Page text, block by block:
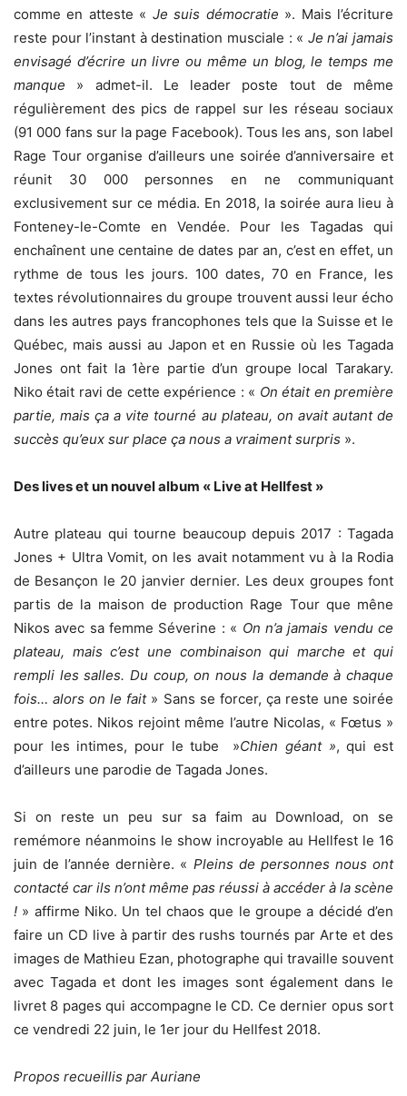
comme en atteste « Je suis démocratie ». Mais l’écriture
reste pour l’instant à destination musciale : « Je n’ai jamais
envisagé d’écrire un livre ou même un blog, le temps me
manque » admet-il. Le leader poste tout de même
régulièrement des pics de rappel sur les réseau sociaux
(91 000 fans sur la page Facebook). Tous les ans, son label
Rage Tour organise d’ailleurs une soirée d’anniversaire et
réunit 30 000 personnes en ne communiquant
exclusivement sur ce média. En 2018, la soirée aura lieu à
Fonteney-le-Comte en Vendée. Pour les Tagadas qui
enchaînent une centaine de dates par an, c’est en effet, un
rythme de tous les jours. 100 dates, 70 en France, les
textes révolutionnaires du groupe trouvent aussi leur écho
dans les autres pays francophones tels que la Suisse et le
Québec, mais aussi au Japon et en Russie où les Tagada
Jones ont fait la 1ère partie d’un groupe local Tarakary.
Niko était ravi de cette expérience : « On était en première
partie, mais ça a vite tourné au plateau, on avait autant de
succès qu’eux sur place ça nous a vraiment surpris ».
Des lives et un nouvel album « Live at Hellfest »
Autre plateau qui tourne beaucoup depuis 2017 : Tagada
Jones + Ultra Vomit, on les avait notamment vu à la Rodia
de Besançon le 20 janvier dernier. Les deux groupes font
partis de la maison de production Rage Tour que mêne
Nikos avec sa femme Séverine : « On n’a jamais vendu ce
plateau, mais c’est une combinaison qui marche et qui
rempli les salles. Du coup, on nous la demande à chaque
fois…alors on le fait» Sans se forcer, ça reste une soirée
entre potes. Nikos rejoint même l’autre Nicolas, « Fœtus »
pour les intimes, pour le tube »Chien géant », qui est
d’ailleurs une parodie de Tagada Jones.
Si on reste un peu sur sa faim au Download, on se
remémore néanmoins le show incroyable au Hellfest le 16
juin de l’année dernière. « Pleins de personnes nous ont
contacté car ils n’ont même pas réussi à accéder à la scène
! » affirme Niko. Un tel chaos que le groupe a décidé d’en
faire un CD live à partir des rushs tournés par Arte et des
images de Mathieu Ezan, photographe qui travaille souvent
avec Tagada et dont les images sont également dans le
livret 8 pages qui accompagne le CD. Ce dernier opus sort
ce vendredi 22 juin, le 1er jour du Hellfest 2018.
Propos recueillis par Auriane